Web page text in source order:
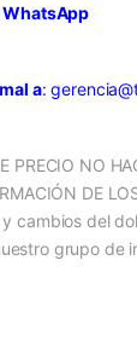
a:
PRECIO NO
DE
cambios del
grupo de